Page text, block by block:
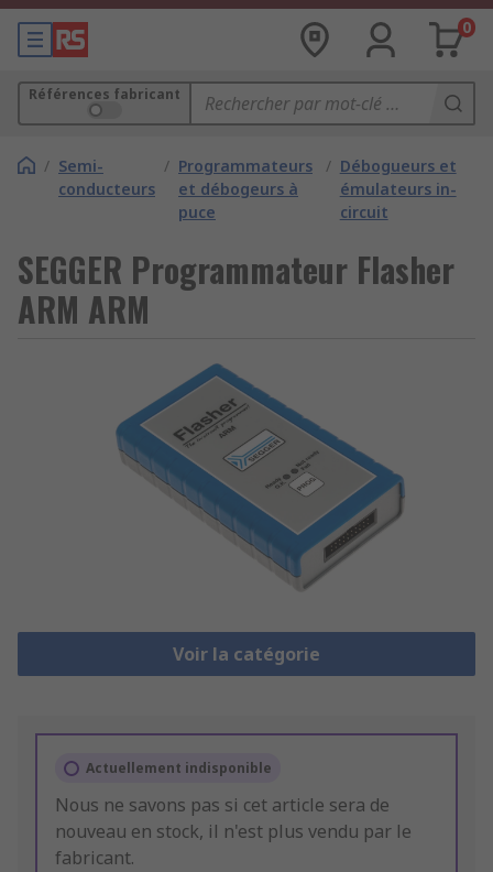
0
Références fabricant
/ Semi-
conducteurs
/ Programmateurs
et débogeurs à
puce
/ Débogueurs et
émulateurs in-
circuit
SEGGER Programmateur Flasher
ARM ARM
Voir la catégorie
Actuellement indisponible
Nous ne savons pas si cet article sera de
nouveau en stock, il n'est plus vendu par le
fabricant.